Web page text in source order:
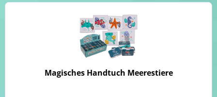
Magisches Handtuch Meerestiere